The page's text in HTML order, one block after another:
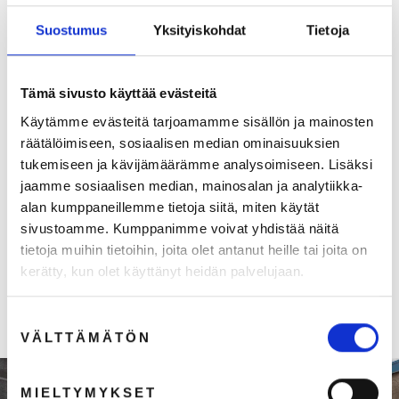
Suostumus Yksityiskohdat Tietoja
Tämä sivusto käyttää evästeitä
Käytämme evästeitä tarjoamamme sisällön ja mainosten
räätälöimiseen, sosiaalisen median ominaisuuksien
tukemiseen ja kävijämäärämme analysoimiseen. Lisäksi
jaamme sosiaalisen median, mainosalan ja analytiikka-
alan kumppaneillemme tietoja siitä, miten käytät
sivustoamme. Kumppanimme voivat yhdistää näitä
tietoja muihin tietoihin, joita olet antanut heille tai joita on
kerätty, kun olet käyttänyt heidän palvelujaan.
valinta
VÄLTTÄMÄTÖN
MIELTYMYKSET
Sivuliina 69x69
Arvio: 5.0 5:sta tähdestä
Normaali
hinta
€17,20
Ale
hinta
€1,00
€0,80 (ALV 0%)